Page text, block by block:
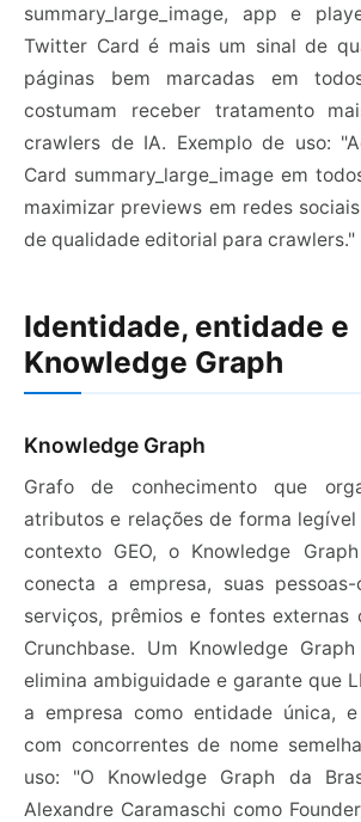
summary_large_image, app e
Twitter Card é mais um sinal de
páginas bem marcadas em
costumam receber tratamento
crawlers de IA. Exemplo de uso:
Card summary_large_image em
maximizar previews em redes
de qualidade editorial para crawlers."
Identidade, entidade e
Knowledge Graph
Knowledge Graph
Grafo de conhecimento que
atributos e relações de forma
contexto GEO, o Knowledge
conecta a empresa, suas pessoas-
serviços, prêmios e fontes externas
Crunchbase. Um Knowledge
elimina ambiguidade e garante que
a empresa como entidade única,
com concorrentes de nome
uso: "O Knowledge Graph da
Alexandre Caramaschi como